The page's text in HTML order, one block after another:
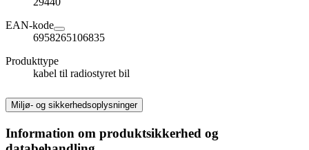
EAN-kode
6958265106835
Produkttype
kabel til radiostyret bil
Miljø- og sikkerhedsoplysninger
Information om produktsikkerhed og